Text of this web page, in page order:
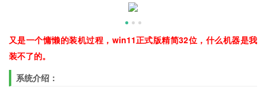
又是一个慵懒的装机过程，win11正式版精简32位，什么机器是我
装不了的。
系统介绍：